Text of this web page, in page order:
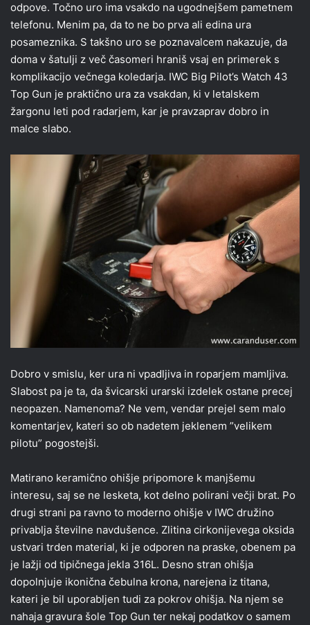
odpove. Točno uro ima vsakdo na ugodnejšem pametnem
telefonu. Menim pa, da to ne bo prva ali edina ura
posameznika. S takšno uro se poznavalcem nakazuje, da
doma v šatulji z več časomeri hraniš vsaj en primerek s
komplikacijo večnega koledarja. IWC Big Pilot’s Watch 43
Top Gun je praktično ura za vsakdan, ki v letalskem
žargonu leti pod radarjem, kar je pravzaprav dobro in
malce slabo.
Dobro v smislu, ker ura ni vpadljiva in roparjem mamljiva.
Slabost pa je ta, da švicarski urarski izdelek ostane precej
neopazen. Namenoma? Ne vem, vendar prejel sem malo
komentarjev, kateri so ob nadetem jeklenem ”velikem
pilotu” pogostejši.
Matirano keramično ohišje pripomore k manjšemu
interesu, saj se ne lesketa, kot delno polirani večji brat. Po
drugi strani pa ravno to moderno ohišje v IWC družino
privablja številne navdušence. Zlitina cirkonijevega oksida
ustvari trden material, ki je odporen na praske, obenem pa
je lažji od tipičnega jekla 316L. Desno stran ohišja
dopolnjuje ikonična čebulna krona, narejena iz titana,
kateri je bil uporabljen tudi za pokrov ohišja. Na njem se
nahaja gravura šole Top Gun ter nekaj podatkov o samem